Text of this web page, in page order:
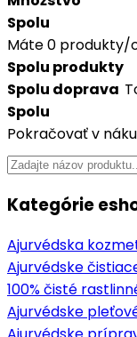
Spolu
Máte0 produkty/
Spolu produkty
Spolu doprava
Spolu
Pokračovať v
Kategórie
Ajurvédska
Ajurvédske
100% čisté
Ajurvédske